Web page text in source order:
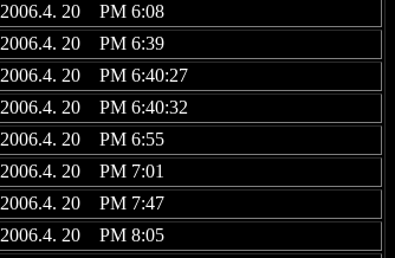
2006.4. 20 PM 6:08
2006.4. 20 PM 6:39
2006.4. 20 PM 6:40:27
2006.4. 20 PM 6:40:32
2006.4. 20 PM 6:55
2006.4. 20 PM 7:01
2006.4. 20 PM 7:47
2006.4. 20 PM 8:05